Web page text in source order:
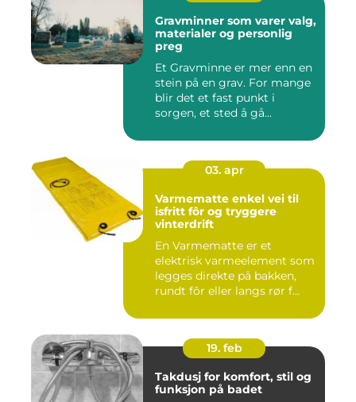
Gravminner som varer valg,
materialer og personlig
preg
Et Gravminne er mer enn en
stein på en grav. For mange
blir det et fast punkt i
sorgen, et sted å gå...
03. apr
Varmematte enkel vei til
isfritt fôr og tryggere
vinterdrift
En Varmematte er et
elektrisk varmeelement som
legges direkte på bakken,
rundt fôr eller langs rør f...
19. feb
Takdusj for komfort, stil og
funksjon på badet